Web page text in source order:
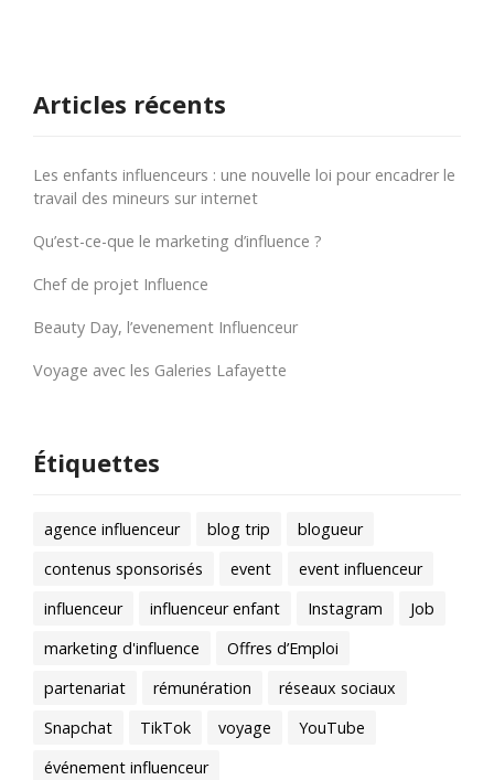
Articles récents
Les enfants influenceurs : une nouvelle loi pour encadrer le
travail des mineurs sur internet
Qu’est-ce-que le marketing d’influence ?
Chef de projet Influence
Beauty Day, l’evenement Influenceur
Voyage avec les Galeries Lafayette
Étiquettes
agence influenceur blog trip
blogueur
contenus sponsorisés
event
event influenceur
influenceur
influenceur enfant Instagram
Job
marketing d'influence
Offres d’Emploi
partenariat
rémunération
réseaux sociaux
Snapchat
TikTok voyage
YouTube
événement influenceur